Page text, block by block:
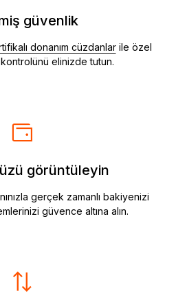
güvenlik
donanım cüzdanlarile özel
kontrolünü elinizde tutun.
görüntüleyin
gerçek zamanlı bakiyenizi
güvence altına alın.